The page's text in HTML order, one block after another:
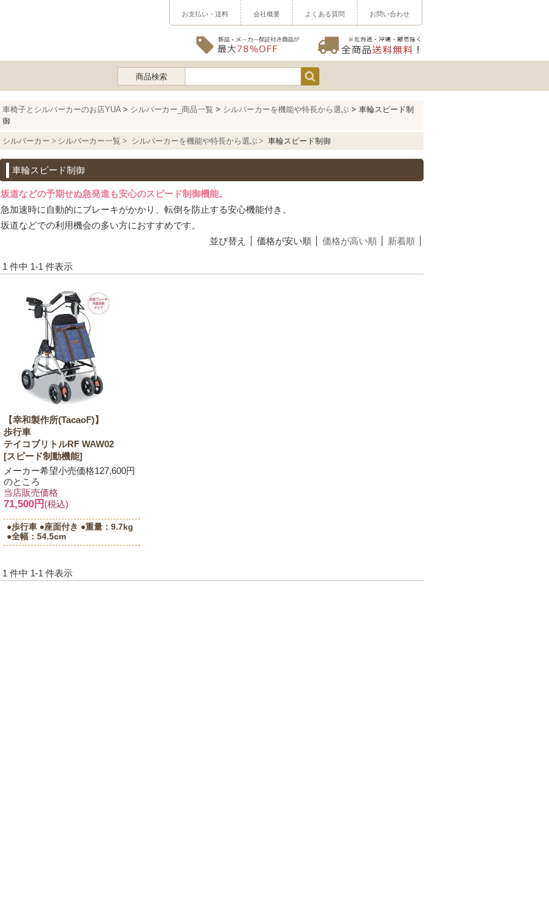
お支払い・送料 会社概要 よくある質問 お問い合わせ
商品検索
車椅子とシルバーカーのお店YUA> シルバーカー_商品一覧 > シルバーカーを機能や特長から選ぶ > 車輪スピード制
御
シルバーカー シルバーカー一覧 シルバーカーを機能や特長から選ぶ 車輪スピード制御
車輪スピード制御
坂道などの予期せぬ急発進も安心のスピード制御機能。
急加速時に自動的にブレーキがかかり、転倒を防止する安心機能付き。
坂道などでの利用機会の多い方におすすめです。
並び替え
価格が安い順 価格が高い順 新着順
1 件中 1-1 件表示
【幸和製作所(TacaoF)】
歩行車
テイコブリトルRF WAW02
[スピード制動機能]
メーカー希望小売価格127,600円
のところ
当店販売価格
71,500円 (税込)
●歩行車 ●座面付き ●重量：9.7kg
●全幅：54.5cm
1 件中 1-1 件表示